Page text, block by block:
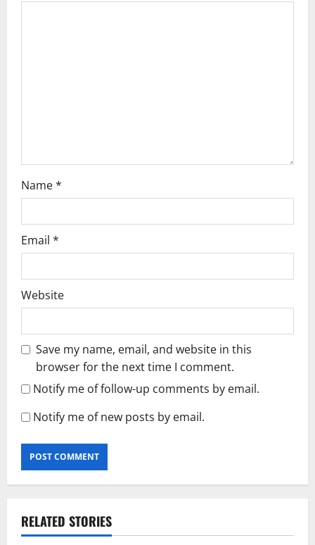
Name*
Email *
Website
Save my name, email, and website in this
browser for the next time I comment.
Notify me of follow-up comments by email.
Notify me of new posts by email.
RELATED STORIES